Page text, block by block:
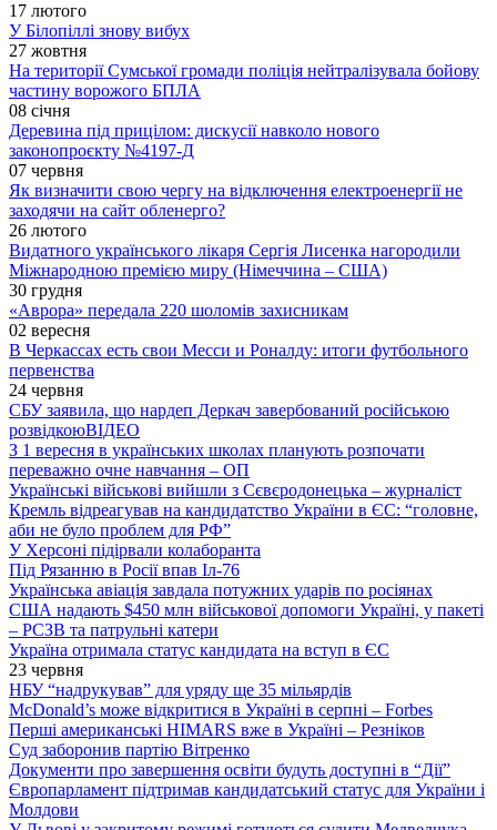
17 лютого
У Білопіллі знову вибух
27 жовтня
На території Сумської громади поліція нейтралізувала бойову
частину ворожого БПЛА
08 січня
Деревина під прицілом: дискусії навколо нового
законопроєкту №4197-Д
07 червня
Як визначити свою чергу на відключення електроенергії не
заходячи на сайт обленерго?
26 лютого
Видатного українського лікаря Сергія Лисенка нагородили
Міжнародною премією миру (Німеччина – США)
30 грудня
«Аврора» передала 220 шоломів захисникам
02 вересня
В Черкассах есть свои Месси и Роналду: итоги футбольного
первенства
24 червня
СБУ заявила, що нардеп Деркач завербований російською
розвідкоюВІДЕО
З 1 вересня в українських школах планують розпочати
переважно очне навчання – ОП
Українські військові вийшли з Сєвєродонецька – журналіст
Кремль відреагував на кандидатство України в ЄС: “головне,
аби не було проблем для РФ”
У Херсоні підірвали колаборанта
Під Рязанню в Росії впав Іл-76
Українська авіація завдала потужних ударів по росіянах
США надають $450 млн військової допомоги Україні, у пакеті
– РСЗВ та патрульні катери
Україна отримала статус кандидата на вступ в ЄС
23 червня
НБУ “надрукував” для уряду ще 35 мільярдів
McDonald’s може відкритися в Україні в серпні – Forbes
Перші американські HIMARS вже в Україні – Резніков
Суд заборонив партію Вітренко
Документи про завершення освіти будуть доступні в “Дії”
Європарламент підтримав кандидатський статус для України і
Молдови